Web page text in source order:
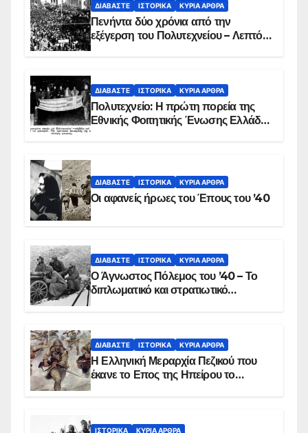
ΔΙΑΒΆΣΤΕ ΙΣΤΟΡΙΚΆ ΚΥΡΙΑ ΑΡΘΡΑ
Πενήντα δύο χρόνια από την
εξέγερση του Πολυτεχνείου – Λεπτό
ΔΙΑΒΆΣΤΕ ΙΣΤΟΡΙΚΆ ΚΥΡΙΑ ΑΡΘΡΑ
Πολυτεχνείο: Η πρώτη πορεία της
Εθνικής Φοιτητικής Ένωσης Ελλάδος
ΔΙΑΒΆΣΤΕ ΙΣΤΟΡΙΚΆ ΚΥΡΙΑ ΑΡΘΡΑ
Οι αφανείς ήρωες του Έπους του ’40
ΔΙΑΒΆΣΤΕ ΙΣΤΟΡΙΚΆ ΚΥΡΙΑ ΑΡΘΡΑ
Ο Άγνωστος Πόλεμος του ’40 – Το
διπλωματικό και στρατιωτικό
ΔΙΑΒΆΣΤΕ ΙΣΤΟΡΙΚΆ ΚΥΡΙΑ ΑΡΘΡΑ
Η Ελληνική Μεραρχία Πεζικού που
έκανε το Επος της Ηπείρου το
ΙΣΤΟΡΙΚΆ ΚΥΡΙΑ ΑΡΘΡΑ